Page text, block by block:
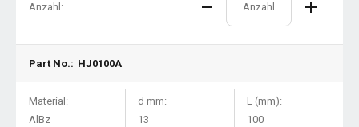
Anzahl:
Part No.: HJ0100A
Material:
AlBz
d mm:
13
L (mm):
100